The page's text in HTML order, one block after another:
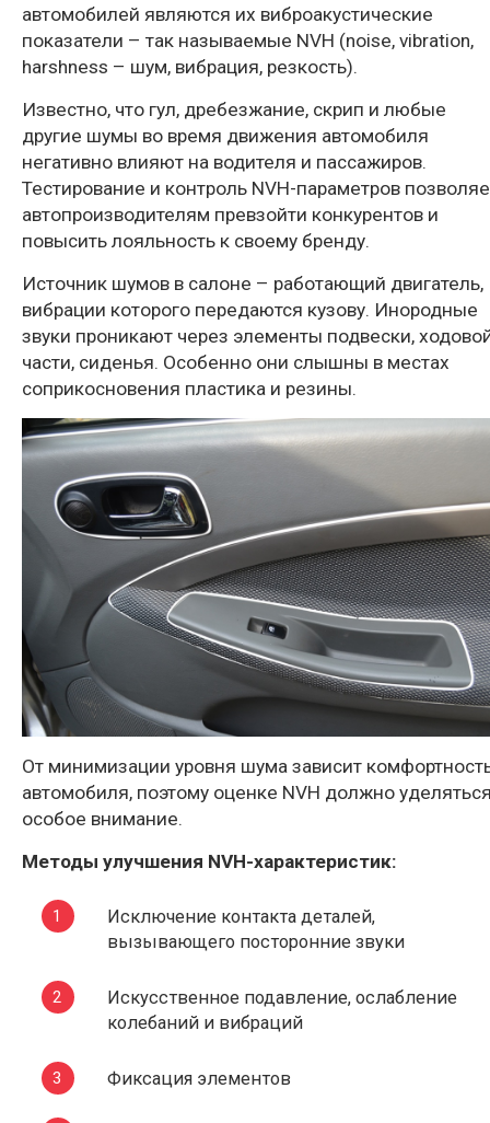
автомобилей являются их виброакустические
показатели – так называемые NVH (noise, vibration,
harshness – шум, вибрация, резкость).
Известно, что гул, дребезжание, скрип и любые
другие шумы во время движения автомобиля
негативно влияют на водителя и пассажиров.
Тестирование и контроль NVH-параметров
автопроизводителям превзойти конкурентов и
повысить лояльность к своему бренду.
Источник шумов в салоне – работающий двигатель,
вибрации которого передаются кузову. Инородные
звуки проникают через элементы подвески,
части, сиденья. Особенно они слышны в местах
соприкосновения пластика и резины.
От минимизации уровня шума зависит
автомобиля, поэтому оценке NVH должно
особое внимание.
Методы улучшения NVH-характеристик:
Исключение контакта деталей,
вызывающего посторонние звуки
Искусственное подавление, ослабление
колебаний и вибраций
Фиксация элементов